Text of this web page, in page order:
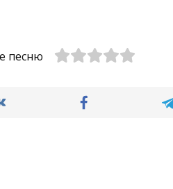
песню